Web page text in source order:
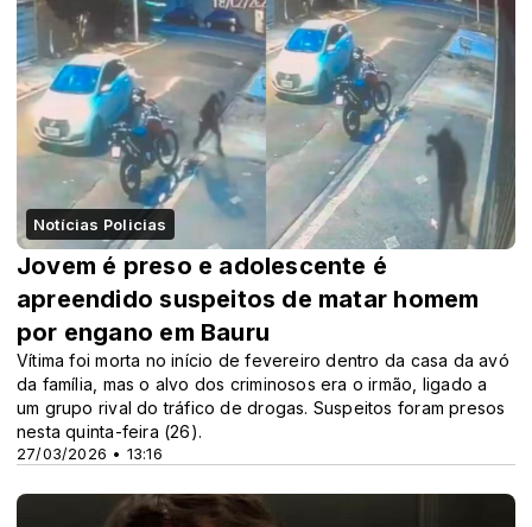
Notícias Policias
27/03/2026 • 13:16
Jovem é preso e adolescente é
apreendido suspeitos de matar homem
por engano em Bauru
Vítima foi morta no início de fevereiro dentro da casa da avó
da família, mas o alvo dos criminosos era o irmão, ligado a
um grupo rival do tráfico de drogas. Suspeitos foram presos
nesta quinta-feira (26).